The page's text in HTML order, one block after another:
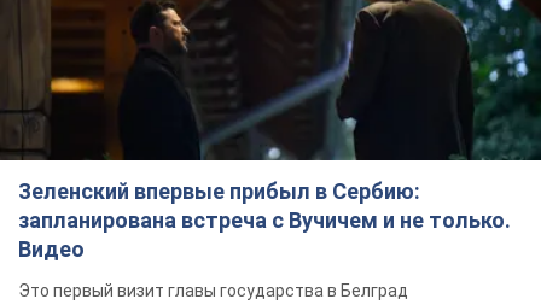
Зеленский впервые прибыл в Сербию:
запланирована встреча с Вучичем и не только.
Видео
Это первый визит главы государства в Белград